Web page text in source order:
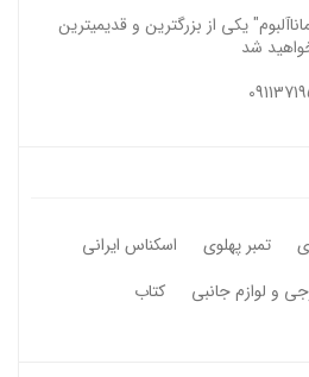
یکی از بزرگترین و قدیمیترین
شد
تمبر پهلوی
اسکناس ایرانی
و لوازم جانبی
کتاب